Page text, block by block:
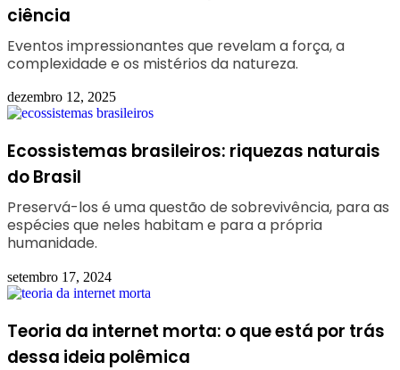
ciência
Eventos impressionantes que revelam a força, a
complexidade e os mistérios da natureza.
dezembro 12, 2025
Ecossistemas brasileiros: riquezas naturais
do Brasil
Preservá-los é uma questão de sobrevivência, para as
espécies que neles habitam e para a própria
humanidade.
setembro 17, 2024
Teoria da internet morta: o que está por trás
dessa ideia polêmica